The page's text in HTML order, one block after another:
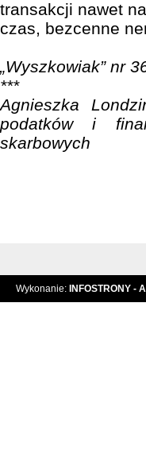
transakcji nawet
czas, bezcenne
„Wyszkowiak” nr
***
Agnieszka
podatków i
skarbowych
Wykonanie: INFOSTRONY -